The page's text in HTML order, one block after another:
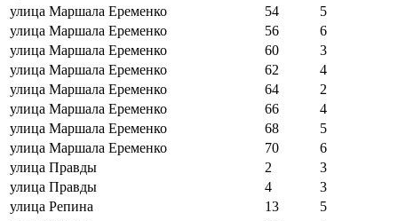
улица Маршала Еременко
54
5
улица Маршала Еременко
56
6
улица Маршала Еременко
60
3
улица Маршала Еременко
62
4
улица Маршала Еременко
64
2
улица Маршала Еременко
66
4
улица Маршала Еременко
68
5
улица Маршала Еременко
70
6
улица Правды
2
3
улица Правды
4
3
улица Репина
13
5